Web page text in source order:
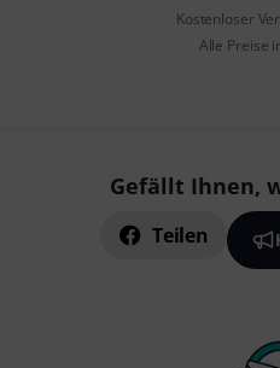
Kostenloser
Alle Preise
Gefällt Ihnen,
Teilen